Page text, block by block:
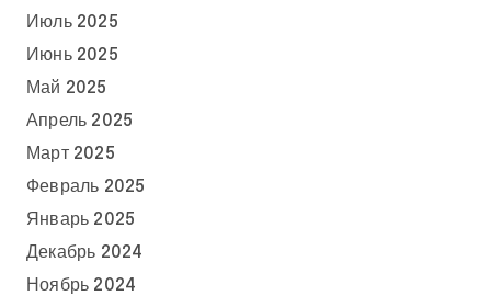
Июль 2025
Июнь 2025
Май 2025
Апрель 2025
Март 2025
Февраль 2025
Январь 2025
Декабрь 2024
Ноябрь 2024